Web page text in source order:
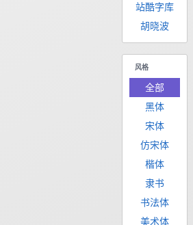
站酷字库
胡晓波
风格
全部
黑体
宋体
仿宋体
楷体
隶书
书法体
美术体